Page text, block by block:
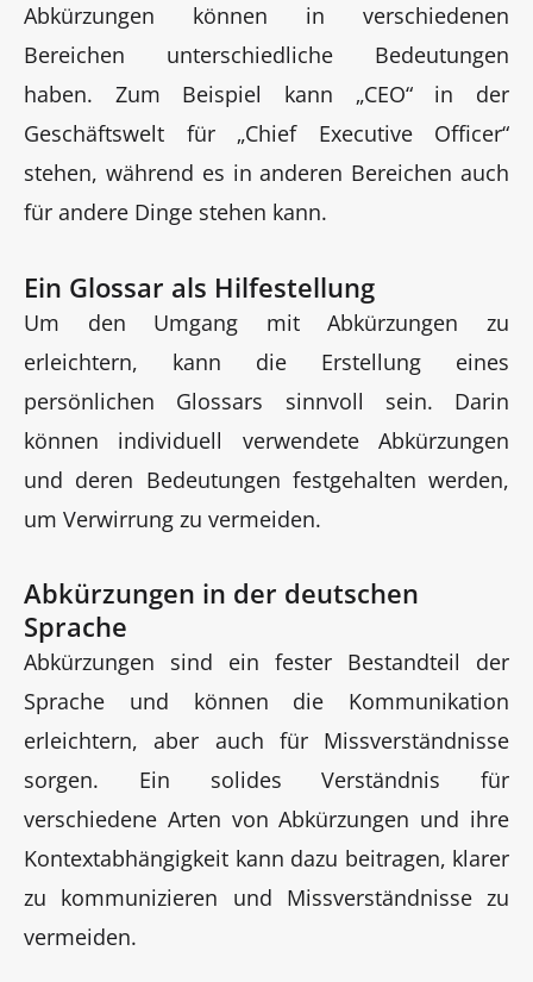
Abkürzungen können in verschiedenen
Bereichen unterschiedliche Bedeutungen
haben. Zum Beispiel kann „CEO“ in der
Geschäftswelt für „Chief Executive Officer“
stehen, während es in anderen Bereichen auch
für andere Dinge stehen kann.
Ein Glossar als Hilfestellung
Um den Umgang mit Abkürzungen zu
erleichtern, kann die Erstellung eines
persönlichen Glossars sinnvoll sein. Darin
können individuell verwendete Abkürzungen
und deren Bedeutungen festgehalten werden,
um Verwirrung zu vermeiden.
Abkürzungen in der deutschen
Sprache
Abkürzungen sind ein fester Bestandteil der
Sprache und können die Kommunikation
erleichtern, aber auch für Missverständnisse
sorgen. Ein solides Verständnis für
verschiedene Arten von Abkürzungen und ihre
Kontextabhängigkeit kann dazu beitragen, klarer
zu kommunizieren und Missverständnisse zu
vermeiden.